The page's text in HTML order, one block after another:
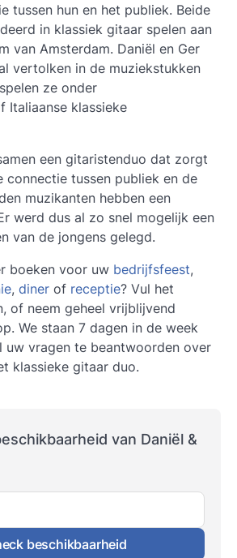
tussen hun en het publiek. Beide
in klassiek gitaar spelen aan
van Amsterdam. Daniël en Ger
vertolken in de muziekstukken
ze onder
Italiaanse klassieke
een gitaristenduo dat zorgt
connectie tussen publiek en de
muzikanten hebben een
werd dus al zo snel mogelijk een
van de jongens gelegd.
boeken voor uw bedrijfsfeest,
, diner of receptie? Vul het
of neem geheel vrijblijvend
We staan 7 dagen in de week
uw vragen te beantwoorden over
klassieke gitaar duo.
van Daniël &
beschikbaarheid